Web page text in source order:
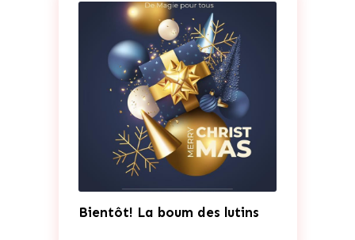
Bientôt! La boum des lutins